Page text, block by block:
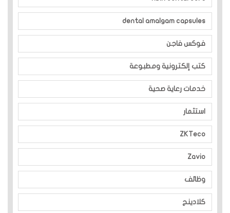
dental amalgam capsules
فوكس فاجن
كتب إلكترونية ومطبوعة
خدمات رعاية صحية
استثمار
ZKTeco
Zavio
وظائف
كلادينج